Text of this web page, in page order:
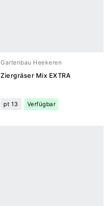
Gartenbau Heekeren
Ziergräser Mix EXTRA
pt 13 Verfügbar